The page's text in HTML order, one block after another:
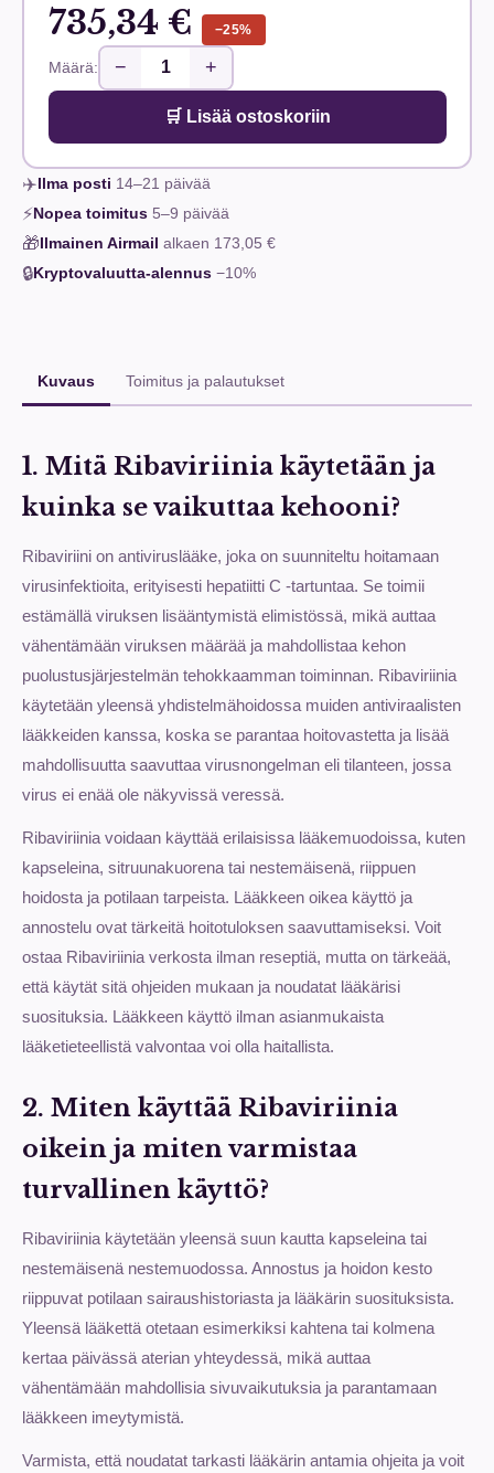
735,34 € −25%
Määrä: − +
🛒 Lisää ostoskoriin
✈️Ilma posti 14–21 päivää
⚡Nopea toimitus 5–9 päivää
🎁Ilmainen Airmail alkaen 173,05 €
🔒Kryptovaluutta-alennus −10%
Kuvaus Toimitus ja palautukset
1. Mitä Ribaviriinia käytetään ja
kuinka se vaikuttaa kehooni?
Ribaviriini on antiviruslääke, joka on suunniteltu hoitamaan
virusinfektioita, erityisesti hepatiitti C -tartuntaa. Se toimii
estämällä viruksen lisääntymistä elimistössä, mikä auttaa
vähentämään viruksen määrää ja mahdollistaa kehon
puolustusjärjestelmän tehokkaamman toiminnan. Ribaviriinia
käytetään yleensä yhdistelmähoidossa muiden antiviraalisten
lääkkeiden kanssa, koska se parantaa hoitovastetta ja lisää
mahdollisuutta saavuttaa virusnongelman eli tilanteen, jossa
virus ei enää ole näkyvissä veressä.
Ribaviriinia voidaan käyttää erilaisissa lääkemuodoissa, kuten
kapseleina, sitruunakuorena tai nestemäisenä, riippuen
hoidosta ja potilaan tarpeista. Lääkkeen oikea käyttö ja
annostelu ovat tärkeitä hoitotuloksen saavuttamiseksi. Voit
ostaa Ribaviriinia verkosta ilman reseptiä, mutta on tärkeää,
että käytät sitä ohjeiden mukaan ja noudatat lääkärisi
suosituksia. Lääkkeen käyttö ilman asianmukaista
lääketieteellistä valvontaa voi olla haitallista.
2. Miten käyttää Ribaviriinia
oikein ja miten varmistaa
turvallinen käyttö?
Ribaviriinia käytetään yleensä suun kautta kapseleina tai
nestemäisenä nestemuodossa. Annostus ja hoidon kesto
riippuvat potilaan sairaushistoriasta ja lääkärin suosituksista.
Yleensä lääkettä otetaan esimerkiksi kahtena tai kolmena
kertaa päivässä aterian yhteydessä, mikä auttaa
vähentämään mahdollisia sivuvaikutuksia ja parantamaan
lääkkeen imeytymistä.
Varmista, että noudatat tarkasti lääkärin antamia ohjeita ja voit